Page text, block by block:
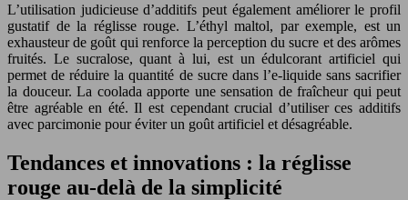
L’utilisation judicieuse d’additifs peut également améliorer le profil
gustatif de la réglisse rouge. L’éthyl maltol, par exemple, est un
exhausteur de goût qui renforce la perception du sucre et des arômes
fruités. Le sucralose, quant à lui, est un édulcorant artificiel qui
permet de réduire la quantité de sucre dans l’e-liquide sans sacrifier
la douceur. La coolada apporte une sensation de fraîcheur qui peut
être agréable en été. Il est cependant crucial d’utiliser ces additifs
avec parcimonie pour éviter un goût artificiel et désagréable.
Tendances et innovations : la réglisse
rouge au-delà de la simplicité